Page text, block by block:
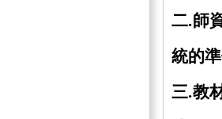
二.師
統的準
三.教